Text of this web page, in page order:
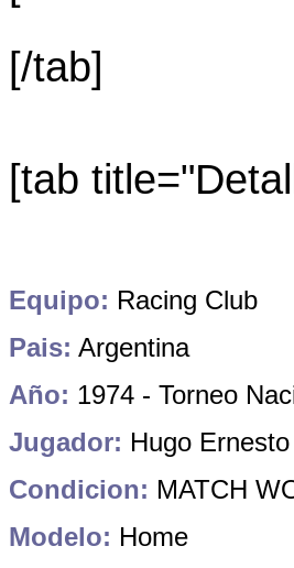
[/tab]
[tab
Equipo: Racing Club
Pais: Argentina
Año: 1974 - Torneo
Jugador: Hugo
Condicion: MATCH
Modelo: Home